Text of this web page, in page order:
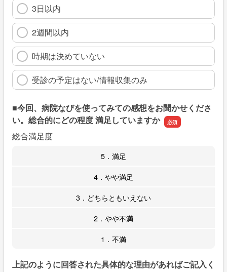
3日以内
2週間以内
時期は決めていない
受診の予定はない/情報収集のみ
■今回、病院なびを使ってみての感想をお聞かせくださ
い。総合的にどの程度 満足していますか
総合満足度
5．満足
4．やや満足
3．どちらともいえない
2．やや不満
1．不満
上記のように回答された具体的な理由があればご記入く